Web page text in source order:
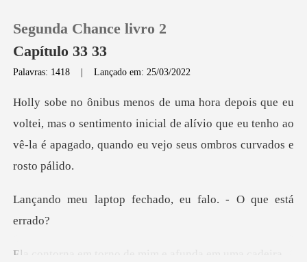
0
Loja
Sair
Segunda Chance livro 2
Capítulo 33 33
Palavras: 1418 |Lançado em: 25/03/2022
mas o sentimento inicial de alívio que eu tenho ao
vê-la é
fechado, eu falo.
orno de mim e afu